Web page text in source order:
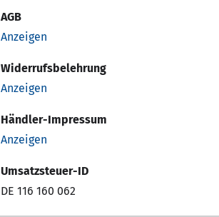
AGB
Anzeigen
Widerrufsbelehrung
Anzeigen
Händler-Impressum
Anzeigen
Umsatzsteuer-ID
DE 116 160 062